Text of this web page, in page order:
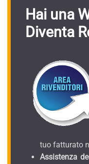
Hai una
Diventa
tuo fatturato
Assistenza